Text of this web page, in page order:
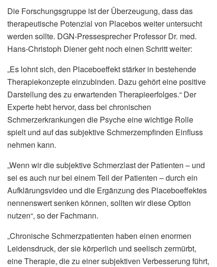
Die Forschungsgruppe ist der Überzeugung, dass das
therapeutische Potenzial von Placebos weiter untersucht
werden sollte. DGN-Pressesprecher Professor Dr. med.
Hans-Christoph Diener geht noch einen Schritt weiter:
„Es lohnt sich, den Placeboeffekt stärker in bestehende
Therapiekonzepte einzubinden. Dazu gehört eine positive
Darstellung des zu erwartenden Therapieerfolges.“ Der
Experte hebt hervor, dass bei chronischen
Schmerzerkrankungen die Psyche eine wichtige Rolle
spielt und auf das subjektive Schmerzempfinden Einfluss
nehmen kann.
„Wenn wir die subjektive Schmerzlast der Patienten – und
sei es auch nur bei einem Teil der Patienten – durch ein
Aufklärungsvideo und die Ergänzung des Placeboeffektes
nennenswert senken können, sollten wir diese Option
nutzen“, so der Fachmann.
„Chronische Schmerzpatienten haben einen enormen
Leidensdruck, der sie körperlich und seelisch zermürbt,
eine Therapie, die zu einer subjektiven Verbesserung führt,